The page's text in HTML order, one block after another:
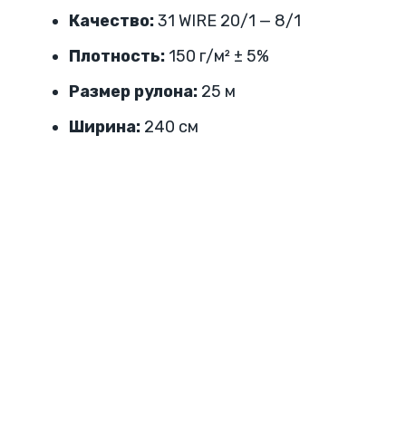
Качество:31 WIRE 20/1 — 8/1
Плотность:150 г/м² ± 5%
Размер рулона:25 м
Ширина:240 см